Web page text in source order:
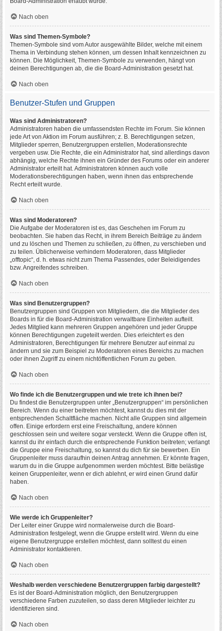
Nach oben
Was sind Themen-Symbole?
Themen-Symbole sind vom Autor ausgewählte Bilder, welche mit einem
Thema in Verbindung stehen können, um dessen Inhalt kennzeichnen zu
können. Die Möglichkeit, Themen-Symbole zu verwenden, hängt von
deinen Berechtigungen ab, die die Board-Administration gesetzt hat.
Nach oben
Benutzer-Stufen und Gruppen
Was sind Administratoren?
Administratoren haben die umfassendsten Rechte im Forum. Sie können
jede Art von Aktion im Forum ausführen; z. B. Berechtigungen setzen,
Mitglieder sperren, Benutzergruppen erstellen, Moderationsrechte
vergeben usw. Die Rechte, die ein Administrator hat, sind allerdings davon
abhängig, welche Rechte ihnen ein Gründer des Forums oder ein anderer
Administrator erteilt hat. Administratoren können auch volle
Moderationsberechtigungen haben, wenn ihnen das entsprechende
Recht erteilt wurde.
Nach oben
Was sind Moderatoren?
Die Aufgabe der Moderatoren ist es, das Geschehen im Forum zu
beobachten. Sie haben das Recht, in ihrem Bereich Beiträge zu ändern
und zu löschen und Themen zu schließen, zu öffnen, zu verschieben und
zu teilen. Üblicherweise verhindern Moderatoren, dass Mitglieder
„offtopic“, d. h. etwas nicht zum Thema Passendes, oder Beleidigendes
bzw. Angreifendes schreiben.
Nach oben
Was sind Benutzergruppen?
Benutzergruppen sind Gruppen von Mitgliedern, die die Mitglieder des
Boards in für die Board-Administration verwaltbare Einheiten aufteilt.
Jedes Mitglied kann mehreren Gruppen angehören und jeder Gruppe
können Berechtigungen zugeteilt werden. Dies erleichtert es den
Administratoren, Berechtigungen für mehrere Benutzer auf einmal zu
ändern und sie zum Beispiel zu Moderatoren eines Bereichs zu machen
oder ihnen Zugriff zu einem nichtöffentlichen Forum zu geben.
Nach oben
Wo finde ich die Benutzergruppen und wie trete ich ihnen bei?
Du findest die Benutzergruppen unter „Benutzergruppen“ im persönlichen
Bereich. Wenn du einer beitreten möchtest, kannst du dies mit der
entsprechenden Schaltfläche machen. Nicht alle Gruppen sind allgemein
offen. Einige erfordern erst eine Freischaltung, andere können
geschlossen sein und weitere sogar versteckt. Wenn die Gruppe offen ist,
kannst du ihr einfach durch die entsprechende Funktion beitreten; verlangt
die Gruppe eine Freischaltung, so kannst du dich für sie bewerben. Ein
Gruppenleiter muss daraufhin deinen Antrag annehmen. Er könnte fragen,
warum du in die Gruppe aufgenommen werden möchtest. Bitte belästige
keinen Gruppenleiter, wenn er dich ablehnt, er wird einen Grund dafür
haben.
Nach oben
Wie werde ich Gruppenleiter?
Der Leiter einer Gruppe wird normalerweise durch die Board-
Administration festgelegt, wenn die Gruppe erstellt wird. Wenn du eine
eigene Benutzergruppe erstellen möchtest, dann solltest du einen
Administrator kontaktieren.
Nach oben
Weshalb werden verschiedene Benutzergruppen farbig dargestellt?
Es ist der Board-Administration möglich, den Benutzergruppen
verschiedene Farben zuzuteilen, so dass deren Mitglieder leichter zu
identifizieren sind.
Nach oben